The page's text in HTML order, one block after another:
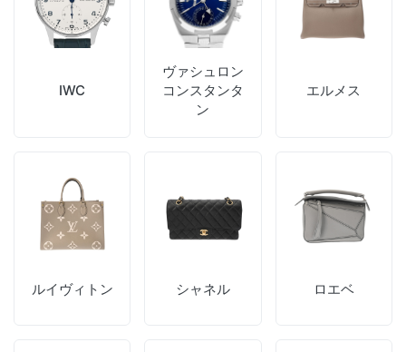
IWC
ヴァシュロン
コンスタンタ
ン
エルメス
ルイヴィトン シャネル ロエベ